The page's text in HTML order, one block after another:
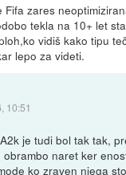
Fifa zares
tekla na 10+ let
vidiš kako tipu
lepo za videti.
10:51
je tudi bol tak tak,
naret ker
ko zraven njega